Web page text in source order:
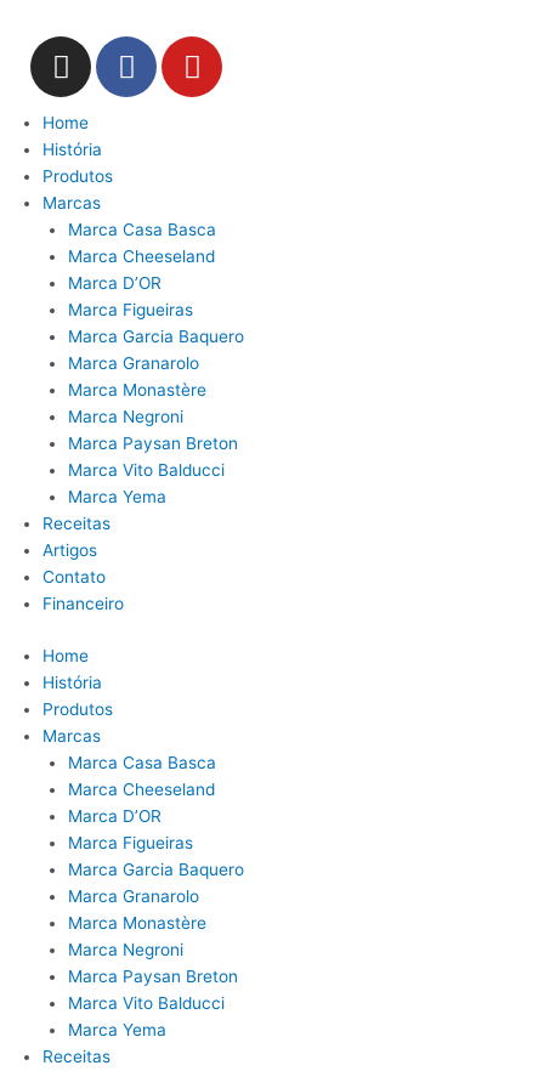
conteúdo
I
n
s
t
a
g
r
a
m
F
a
o
k
Y
o
e
Home
História
Produtos
Marcas
Marca Casa Basca
Marca Cheeseland
Marca D’OR
Marca Figueiras
Marca Garcia Baquero
Marca Granarolo
Marca Monastère
Marca Negroni
Marca Paysan Breton
Marca Vito Balducci
Marca Yema
Receitas
Artigos
Contato
Financeiro
Home
História
Produtos
Marcas
Marca Casa Basca
Marca Cheeseland
Marca D’OR
Marca Figueiras
Marca Garcia Baquero
Marca Granarolo
Marca Monastère
Marca Negroni
Marca Paysan Breton
Marca Vito Balducci
Marca Yema
Receitas